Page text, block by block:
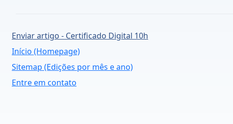
Enviar artigo - Certificado Digital 10h
Início (Homepage)
Sitemap (Edições por mês e ano)
Entre em contato